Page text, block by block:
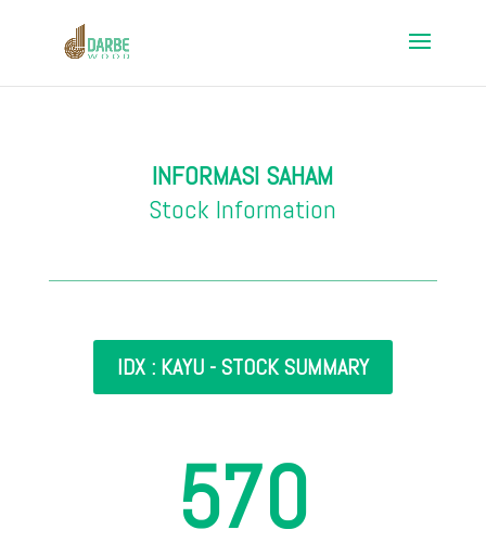
INFORMASI SAHAM
Stock Information
IDX : KAYU - STOCK SUMMARY
570